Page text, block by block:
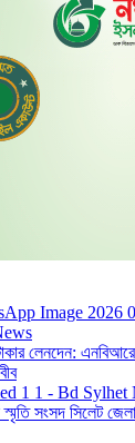
লেনদেন:
স্মৃতি সংসদ সিলেট